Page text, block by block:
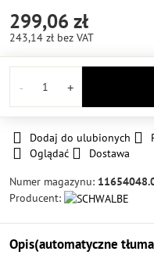
299,06 zł
243,14 zł bez VAT
Dodaj do ulubionych
Oglądać
Dostawa
Numer magazynu:
Producent:
Opis(automatyczne